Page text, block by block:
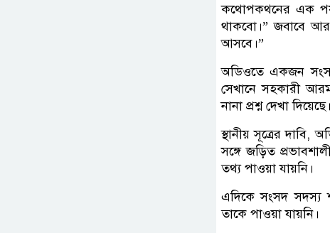
কথোপকথনের এক
থাকবো।” জবাবে
আসবে।”
অডিওতে একজন
সেখানে সহকারী
নানা প্রশ্ন দেখা
স্থানীয় সূত্রের
সঙ্গে জড়িত
তথ্য পাওয়া যায়নি।
এদিকে সংসদ সদস্য
তাকে পাওয়া যায়নি।